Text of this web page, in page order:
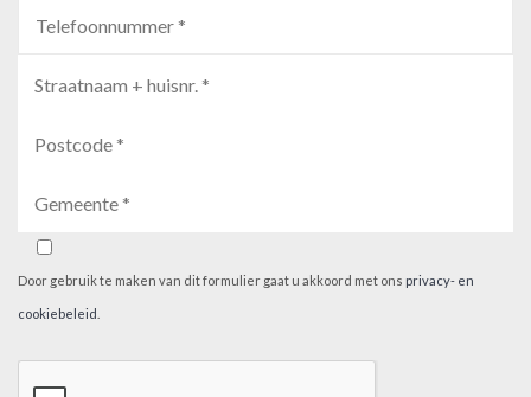
Door gebruik te maken van dit formulier gaat u akkoord met ons privacy- en
cookiebeleid